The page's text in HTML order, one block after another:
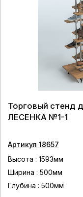
Торговый стенд
ЛЕСЕНКА №1-1
Артикул 18657
Высота : 1593мм
Ширина : 500мм
Глубина : 500мм